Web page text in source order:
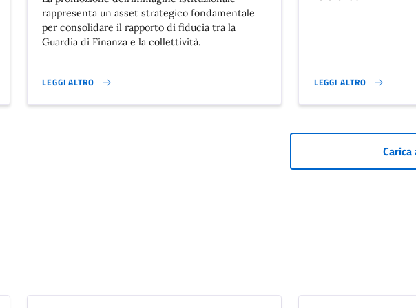
rappresenta un asset strategico fondamentale
per consolidare il rapporto di fiducia tra la
Guardia di Finanza e la collettività.
LEGGI ALTRO
GUARDIA DI FINANZA-CONTRASTO ALL’EVASIONE, ALL’ELUSIONE E ALLE FRODI FISCALI}
LEGGI ALTRO
RACCOLTA FIRME IN